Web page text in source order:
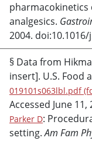
pharmacokinetics
analgesics.
2004. doi:10.1016/
§ Data from
insert]. U.S. Food
019101s063lbl.pdf
Accessed June
Parker D:
setting.Am Fam